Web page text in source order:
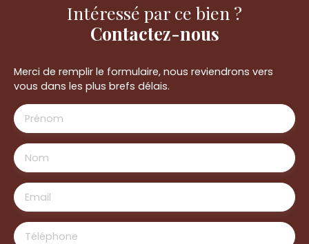
Intéressé par ce bien ?
Contactez-nous
Merci de remplir le formulaire, nous reviendrons vers
vous dans les plus brefs délais.
Prénom
Nom
Email
Téléphone